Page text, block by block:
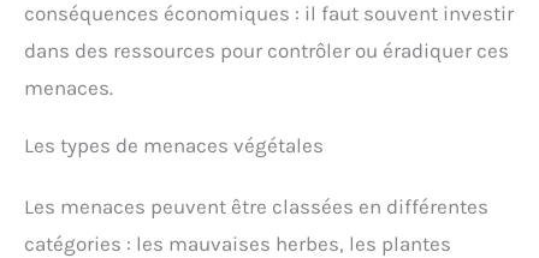
conséquences économiques : il faut souvent investir
dans des ressources pour contrôler ou éradiquer ces
menaces.
Les types de menaces végétales
Les menaces peuvent être classées en différentes
catégories : les mauvaises herbes, les plantes